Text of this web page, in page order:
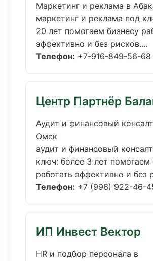
Маркетинг и реклама в
маркетинг и реклама под
20 лет помогаем бизнесу
эффективно и без рисков....
Телефон: +7-916-849-56-68
Центр Партнёр
Аудит и финансовый
Омск
аудит и финансовый
ключ: более 3 лет помогаем
работать эффективно и без
Телефон: +7 (996) 922-46-
ИП Инвест Вектор
HR и подбор персонала в